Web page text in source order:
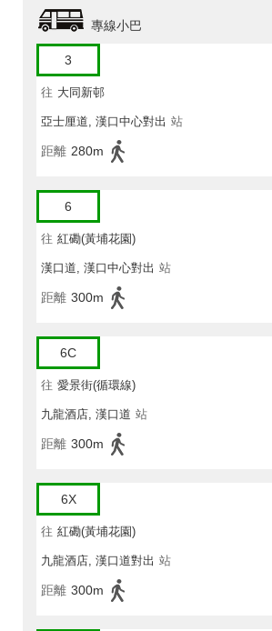
專線小巴
3
往 大同新邨
亞士厘道, 漢口中心對出 站
距離 280m
6
往 紅磡(黃埔花園)
漢口道, 漢口中心對出 站
距離 300m
6C
往 愛景街(循環線)
九龍酒店, 漢口道 站
距離 300m
6X
往 紅磡(黃埔花園)
九龍酒店, 漢口道對出 站
距離 300m